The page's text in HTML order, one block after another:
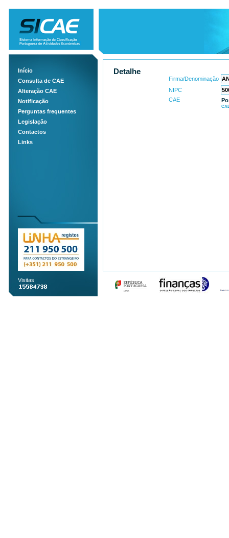
Início
Consulta de CAE
Alteração CAE
Notificação
Perguntas frequentes
Legislação
Contactos
Links
Visitas
Detalhe
Firma/Denominação
NIPC
CAE